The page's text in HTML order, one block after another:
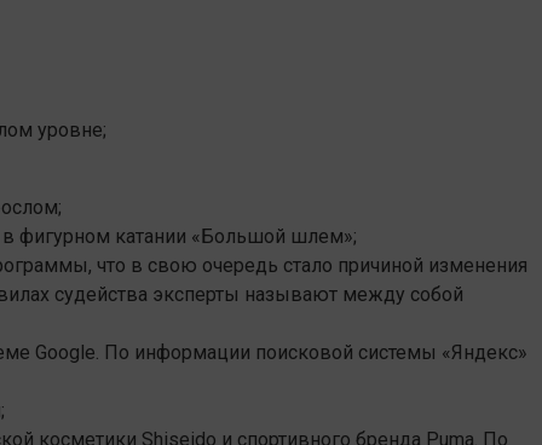
уровне;
фигурном катании «Большой шлем»;
что в свою очередь стало причиной изменения
судейства эксперты называют между собой
Google . По информации поисковой системы «Яндекс»
;
косметики Shiseido и спортивного бренда Puma . По